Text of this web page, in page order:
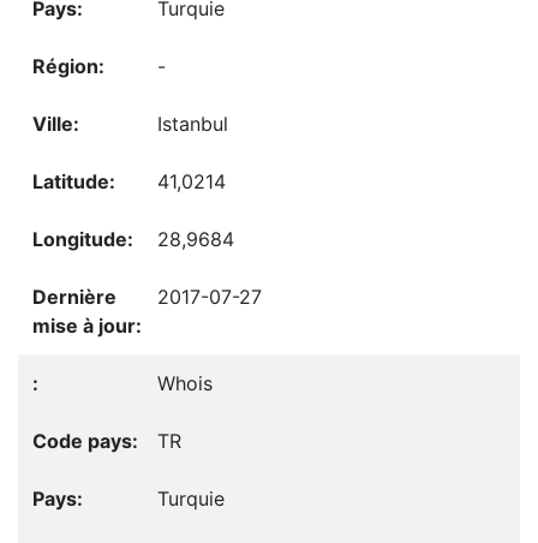
Turquie
-
Istanbul
41,0214
28,9684
2017-07-27
Whois
TR
Turquie